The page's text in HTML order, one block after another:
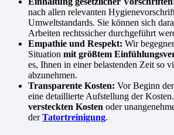
nach allen relevanten
Umweltstandards. Sie können sich
Arbeiten rechtssicher durchgeführt
Empathie und Respekt: Wir
Situation mit größtem
es, Ihnen in einer belastenden Zeit so
abzunehmen.
Transparente Kosten: Vor Beginn
eine detaillierte Aufstellung der
versteckten Kosten oder
derTatortreinigung.